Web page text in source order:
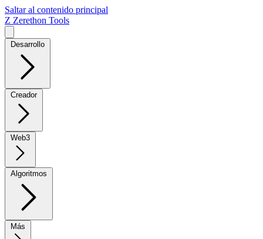
Saltar al contenido principal
Z Zerethon Tools
Desarrollo
Creador
Web3
Algoritmos
Más